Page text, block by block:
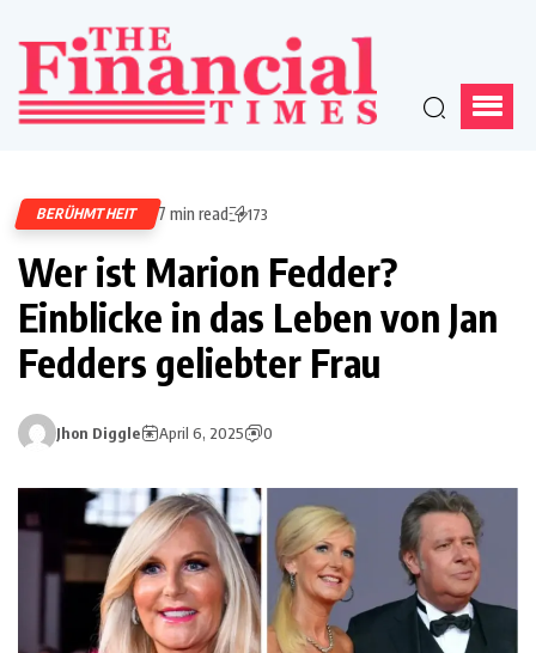
BERÜHMTHEIT 7 min read 173
Wer ist Marion Fedder?
Einblicke in das Leben von Jan
Fedders geliebter Frau
Jhon Diggle April 6, 2025 0